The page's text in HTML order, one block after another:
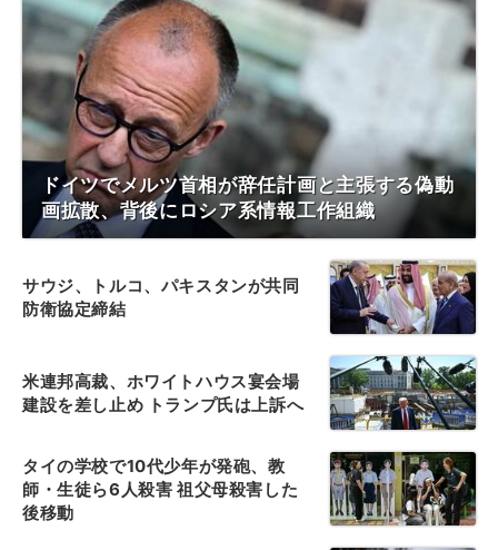
ドイツでメルツ首相が辞任計画と主張する偽動
画拡散、背後にロシア系情報工作組織
サウジ、トルコ、パキスタンが共同
防衛協定締結
米連邦高裁、ホワイトハウス宴会場
建設を差し止め トランプ氏は上訴へ
タイの学校で10代少年が発砲、教
師・生徒ら6人殺害 祖父母殺害した
後移動